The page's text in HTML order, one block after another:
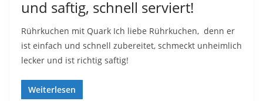
und saftig, schnell serviert!
Rührkuchen mit Quark Ich liebe Rührkuchen, denn er
ist einfach und schnell zubereitet, schmeckt unheimlich
lecker und ist richtig saftig!
Weiterlesen